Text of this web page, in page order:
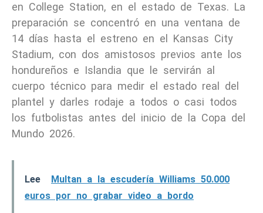
en College Station, en el estado de Texas. La
preparación se concentró en una ventana de
14 días hasta el estreno en el Kansas City
Stadium, con dos amistosos previos ante los
hondureños e Islandia que le servirán al
cuerpo técnico para medir el estado real del
plantel y darles rodaje a todos o casi todos
los futbolistas antes del inicio de la Copa del
Mundo 2026.
Lee
Multan a la escudería Williams 50.000
euros por no grabar video a bordo